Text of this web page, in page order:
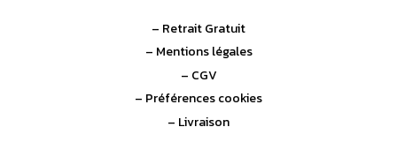
– Retrait Gratuit
– Mentions légales
– CGV
– Préférences cookies
– Livraison